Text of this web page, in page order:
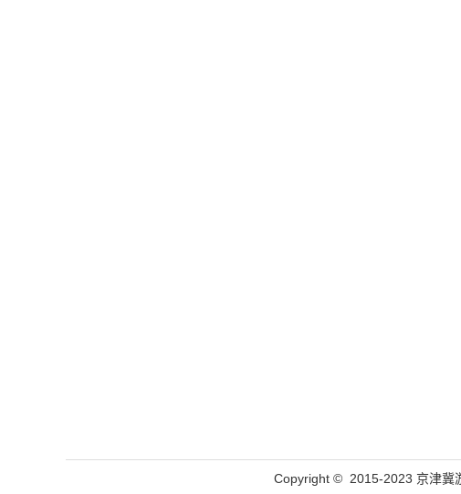
Copyright © 2015-2023 京津冀